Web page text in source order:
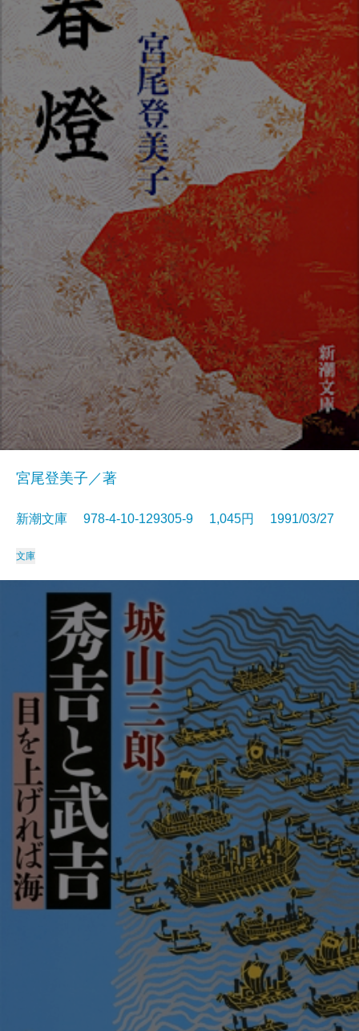
宮尾登美子／著
新潮文庫 978-4-10-129305-9 1,045円 1991/03/27
文庫